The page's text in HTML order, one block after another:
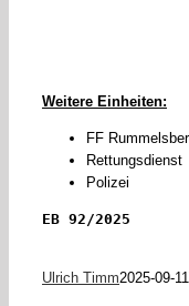
Weitere Einheiten:
FF
Rettungsdienst
Polizei
EB 92/2025
Ulrich Timm2025-09-